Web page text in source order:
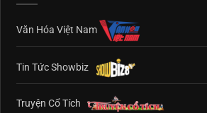
Văn Hóa Việt Nam
Tin Tức Showbiz
Truyện Cổ Tích